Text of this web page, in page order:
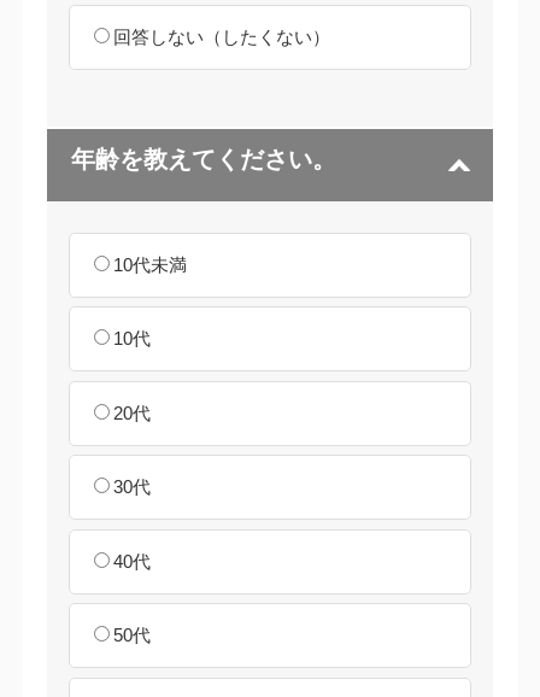
回答しない（したくない）
年齢を教えてください。
10代未満
10代
20代
30代
40代
50代